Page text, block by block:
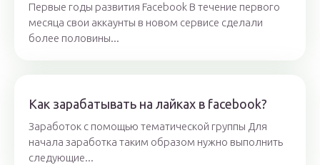
Первые годы развития Facebook В течение первого
месяца свои аккаунты в новом сервисе сделали
более половины...
Как зарабатывать на лайках в facebook?
Заработок с помощью тематической группы Для
начала заработка таким образом нужно выполнить
следующие...